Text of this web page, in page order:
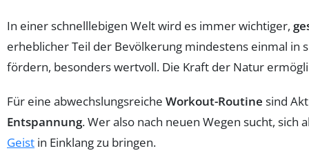
In einer schnelllebigen Welt wird es immer wichtiger,
erheblicher Teil der Bevölkerung mindestens einmal in
fördern, besonders wertvoll. Die Kraft der Natur
Für eine abwechslungsreiche Workout-Routine sind
Entspannung. Wer also nach neuen Wegen sucht,
Geist in Einklang zu bringen.